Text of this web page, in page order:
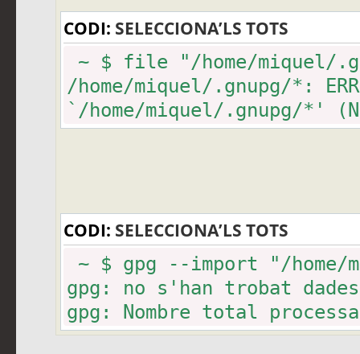
CODI: SELECCIONA’LS TOTS
~ $ file "/home/miquel/
/home/miquel/.gnupg/*:
`/home/miquel/.gnupg/*'
CODI: SELECCIONA’LS TOTS
~ $ gpg --import "/home/
gpg: no s'han trobat dades
gpg: Nombre total